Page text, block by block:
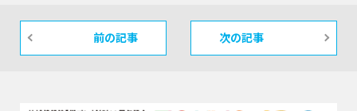
前の記事 次の記事